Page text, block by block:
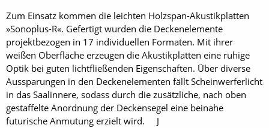
Zum Einsatz kommen die leichten Holzspan-Akustikplatten
»Sonoplus-R«. Gefertigt wurden die Deckenelemente
projektbezogen in 17 individuellen Formaten. Mit ihrer
weißen Oberfläche erzeugen die Akustikplatten eine ruhige
Optik bei guten lichtfließenden Eigenschaften. Über diverse
Aussparungen in den Deckenelementen fällt Scheinwerferlicht
in das Saalinnere, sodass durch die zusätzliche, nach oben
gestaffelte Anordnung der Deckensegel eine beinahe
futurische Anmutung erzielt wird. J